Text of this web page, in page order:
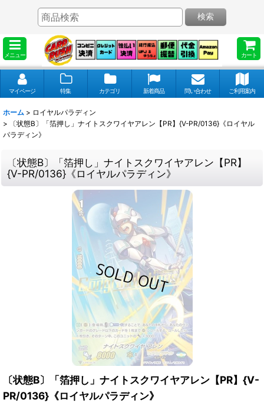
メニュー カート
検索
マイページ 特集 カテゴリ 新着商品 問い合わせ ご利用案内
ホーム > ロイヤルパラディン
>
〔状態B〕「箔押し」ナイトスクワイヤアレン【PR】{V-PR/0136}《ロイヤル
パラディン》
〔状態B〕「箔押し」ナイトスクワイヤアレン【PR】
{V-PR/0136}《ロイヤルパラディン》
〔状態B〕「箔押し」ナイトスクワイヤアレン【PR】{V-
PR/0136}《ロイヤルパラディン》